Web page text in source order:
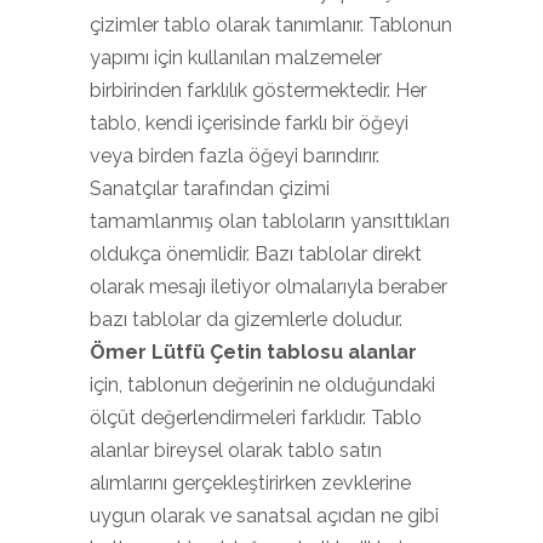
çizimler tablo olarak tanımlanır. Tablonun
yapımı için kullanılan malzemeler
birbirinden farklılık göstermektedir. Her
tablo, kendi içerisinde farklı bir öğeyi
veya birden fazla öğeyi barındırır.
Sanatçılar tarafından çizimi
tamamlanmış olan tabloların yansıttıkları
oldukça önemlidir. Bazı tablolar direkt
olarak mesajı iletiyor olmalarıyla beraber
bazı tablolar da gizemlerle doludur.
Ömer Lütfü Çetin tablosu alanlar
için, tablonun değerinin ne olduğundaki
ölçüt değerlendirmeleri farklıdır. Tablo
alanlar bireysel olarak tablo satın
alımlarını gerçekleştirirken zevklerine
uygun olarak ve sanatsal açıdan ne gibi